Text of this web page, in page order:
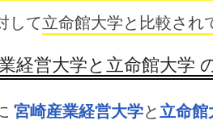
して立命館大学と比較され
経営大学と立命館大学
宮崎産業経営大学と立命